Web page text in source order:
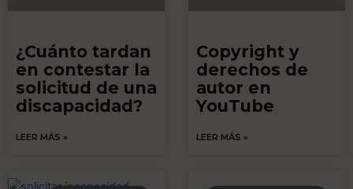
¿Cuánto tardan
en contestar la
solicitud de una
discapacidad?
LEER MÁS »
Copyright y
derechos de
autor en
YouTube
LEER MÁS »